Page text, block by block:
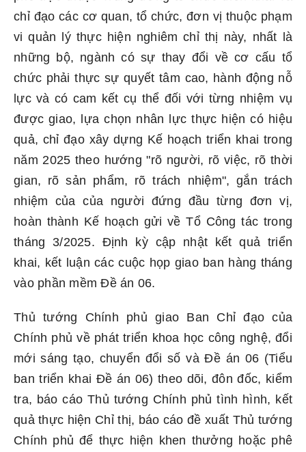
chỉ đạo các cơ quan, tổ chức, đơn vị thuộc phạm
vi quản lý thực hiện nghiêm chỉ thị này, nhất là
những bộ, ngành có sự thay đổi về cơ cấu tổ
chức phải thực sự quyết tâm cao, hành động nỗ
lực và có cam kết cụ thể đối với từng nhiệm vụ
được giao, lựa chọn nhân lực thực hiện có hiệu
quả, chỉ đạo xây dựng Kế hoạch triển khai trong
năm 2025 theo hướng "rõ người, rõ việc, rõ thời
gian, rõ sản phẩm, rõ trách nhiệm", gắn trách
nhiệm của của người đứng đầu từng đơn vị,
hoàn thành Kế hoạch gửi về Tổ Công tác trong
tháng 3/2025. Định kỳ cập nhật kết quả triển
khai, kết luận các cuộc họp giao ban hàng tháng
vào phần mềm Đề án 06.
Thủ tướng Chính phủ giao Ban Chỉ đạo của
Chính phủ về phát triển khoa học công nghệ, đổi
mới sáng tạo, chuyển đổi số và Đề án 06 (Tiểu
ban triển khai Đề án 06) theo dõi, đôn đốc, kiểm
tra, báo cáo Thủ tướng Chính phủ tình hình, kết
quả thực hiện Chỉ thị, báo cáo đề xuất Thủ tướng
Chính phủ để thực hiện khen thưởng hoặc phê